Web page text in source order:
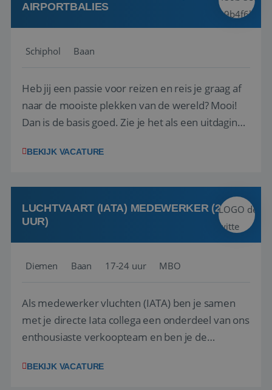
AIRPORTBALIES
Schiphol Baan
Heb jij een passie voor reizen en reis je graag af
naar de mooiste plekken van de wereld? Mooi!
Dan is de basis goed. Zie je het als een uitdaging
het samenstellen en boeken van de perfecte
deze onderdelen zijn nu samen gevoegd...
BEKIJK VACATURE
LUCHTVAART (IATA) MEDEWERKER (24-32
UUR)
Diemen Baan 17-24 uur MBO
Als medewerker vluchten (IATA) ben je samen
met je directe Iata collega een onderdeel van ons
enthousiaste verkoopteam en ben je de
en tarieven waar je collega’s niet uitkomen.
BEKIJK VACATURE